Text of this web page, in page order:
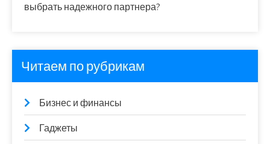
выбрать надежного партнера?
Читаем по рубрикам
Бизнес и финансы
Гаджеты